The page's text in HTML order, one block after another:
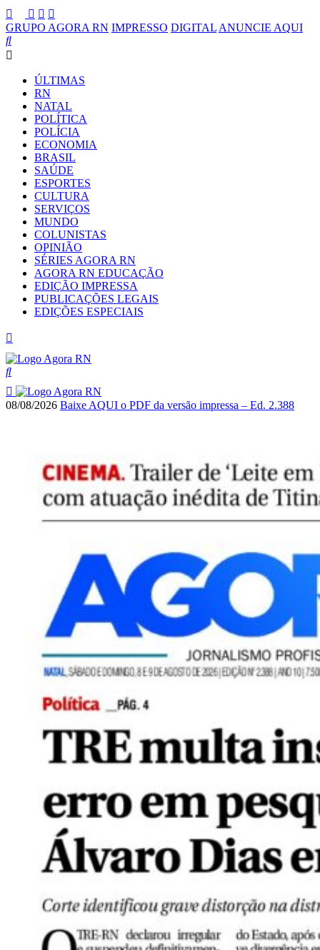
GRUPO AGORA RN IMPRESSO DIGITAL ANUNCIE AQUI
ÚLTIMAS
RN
NATAL
POLÍTICA
POLÍCIA
ECONOMIA
BRASIL
SAÚDE
ESPORTES
CULTURA
SERVIÇOS
MUNDO
COLUNISTAS
OPINIÃO
SÉRIES AGORA RN
AGORA RN EDUCAÇÃO
EDIÇÃO IMPRESSA
PUBLICAÇÕES LEGAIS
EDIÇÕES ESPECIAIS
08/08/2026 Baixe AQUI o PDF da versão impressa – Ed. 2.388